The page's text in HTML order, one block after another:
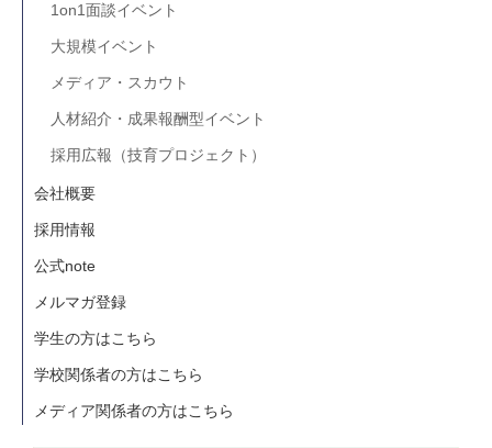
1on1面談イベント
大規模イベント
メディア・スカウト
人材紹介・成果報酬型イベント
採用広報（技育プロジェクト）
会社概要
採用情報
公式note
メルマガ登録
学生の方はこちら
学校関係者の方はこちら
メディア関係者の方はこちら